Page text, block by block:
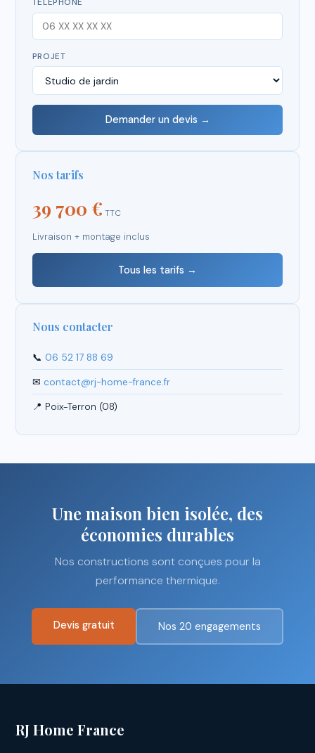
TÉLÉPHONE
PROJET
Demander un devis →
Nos tarifs
39 700 € TTC
Livraison + montage inclus
Tous les tarifs →
Nous contacter
📞 06 52 17 88 69
✉ contact@rj-home-france.fr
📍 Poix-Terron (08)
Une maison bien isolée, des
économies durables
Nos constructions sont conçues pour la
performance thermique.
Devis gratuit Nos 20 engagements
RJ Home France